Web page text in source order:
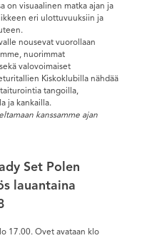
on visuaalinen matka ajan ja
eri ulottuvuuksiin ja
nousevat vuorollaan
nuorimmat
valovoimaiset
Kiskoklubilla nähdää
tangoilla,
ja kankailla.
kanssamme ajan
Set Polen
lauantaina
17.00. Ovet avataan klo